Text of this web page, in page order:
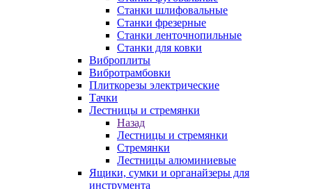
Станки шлифовальные
Станки фрезерные
Станки ленточнопильные
Станки для ковки
Виброплиты
Вибротрамбовки
Плиткорезы электрические
Тачки
Лестницы и стремянки
Назад
Лестницы и стремянки
Стремянки
Лестницы алюминиевые
Ящики, сумки и органайзеры для
инструмента